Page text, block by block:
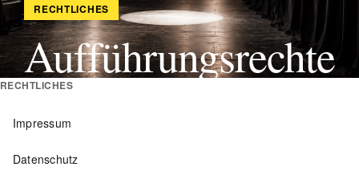
RECHTLICHES
Aufführungsrechte
RECHTLICHES
Impressum
Datenschutz